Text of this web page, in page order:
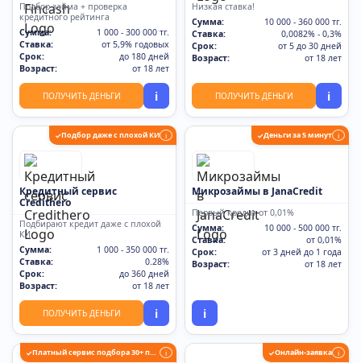
Подбор займа + проверка
кредитного рейтинга
Сумма:
1 000 - 300 000 тг.
Ставка:
от 5,9% годовых
Срок:
до 180 дней
Возраст:
от 18 лет
ПОЛУЧИТЬ ДЕНЬГИ i
Низкая ставка!
Сумма:
10 000 - 360 000 тг.
Ставка:
0,0082% - 0,3%
Срок:
от 5 до 30 дней
Возраст:
от 18 лет
ПОЛУЧИТЬ ДЕНЬГИ i
✓Подбор даже с плохой КИ i
Кредитный сервис
Credithero
Подбирают кредит даже с плохой
КИ
Сумма:
1 000 - 350 000 тг.
Ставка:
0.28%
Срок:
до 360 дней
Возраст:
от 18 лет
ПОЛУЧИТЬ ДЕНЬГИ i
✓Деньги за 5 минут i
Микрозаймы в JanaCredit
Первый кредит от 0,01%
Сумма:
10 000 - 500 000 тг.
Ставка:
от 0,01%
Срок:
от 3 дней до 1 года
Возраст:
от 18 лет
i
✓ Платный сервис подбора 30+ партнеров i ✓Онлайн-заявка i